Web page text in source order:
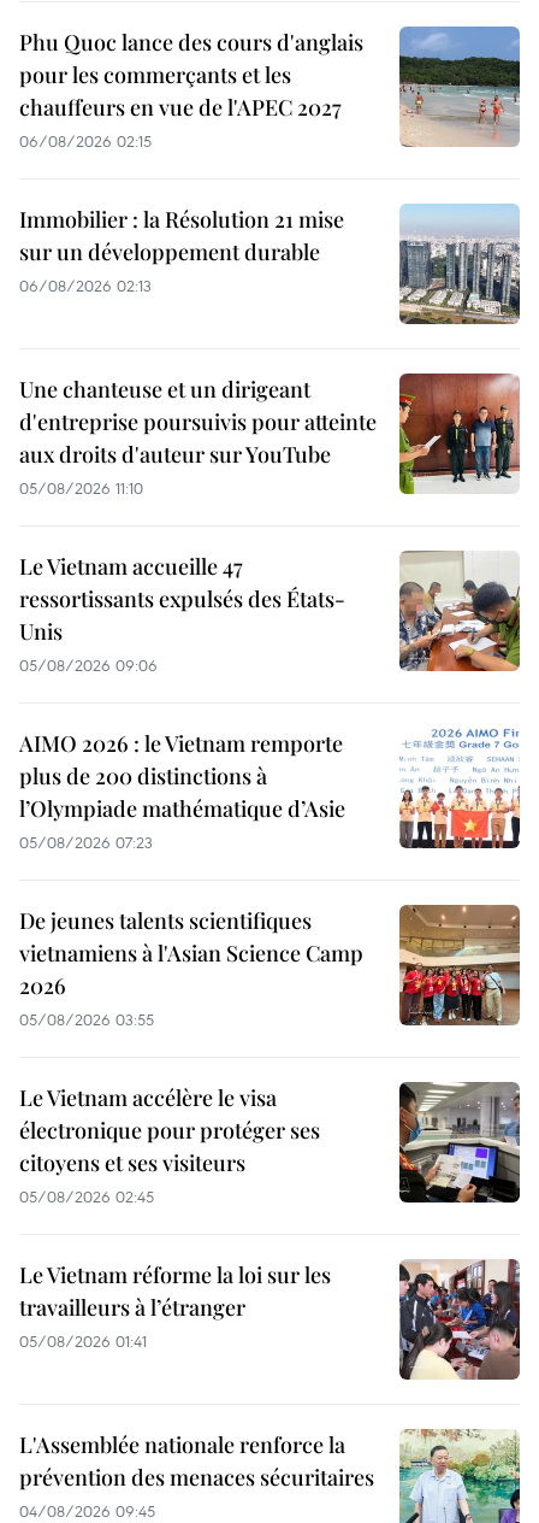
Phu Quoc lance des cours d'anglais
pour les commerçants et les
chauffeurs en vue de l'APEC 2027
06/08/2026 02:15
Immobilier : la Résolution 21 mise
sur un développement durable
06/08/2026 02:13
Une chanteuse et un dirigeant
d'entreprise poursuivis pour atteinte
aux droits d'auteur sur YouTube
05/08/2026 11:10
Le Vietnam accueille 47
ressortissants expulsés des États-
Unis
05/08/2026 09:06
AIMO 2026 : le Vietnam remporte
plus de 200 distinctions à
l’Olympiade mathématique d’Asie
05/08/2026 07:23
De jeunes talents scientifiques
vietnamiens à l'Asian Science Camp
2026
05/08/2026 03:55
Le Vietnam accélère le visa
électronique pour protéger ses
citoyens et ses visiteurs
05/08/2026 02:45
Le Vietnam réforme la loi sur les
travailleurs à l’étranger
05/08/2026 01:41
L'Assemblée nationale renforce la
prévention des menaces sécuritaires
04/08/2026 09:45